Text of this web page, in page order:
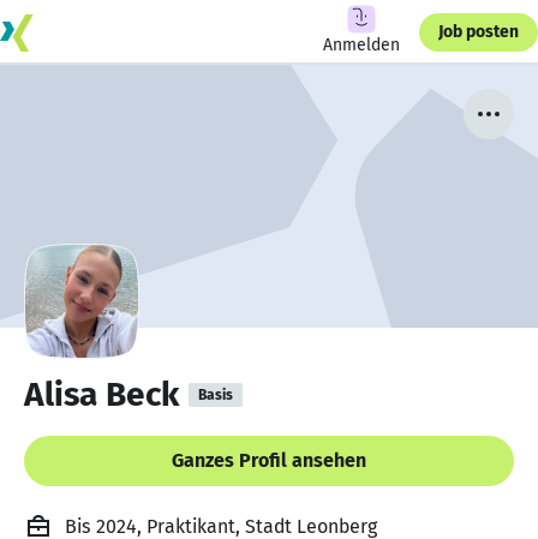
Anmelden
Job posten
Alisa Beck Basis
Ganzes Profil ansehen
Bis 2024, Praktikant, Stadt Leonberg